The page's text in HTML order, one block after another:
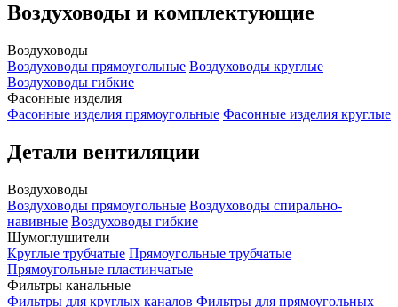
Воздуховоды и комплектующие
Воздуховоды
Воздуховоды прямоугольные Воздуховоды круглые
Воздуховоды гибкие
Фасонные изделия
Фасонные изделия прямоугольные Фасонные изделия круглые
Детали вентиляции
Воздуховоды
Воздуховоды прямоугольные Воздуховоды спирально-
навивные Воздуховоды гибкие
Шумоглушители
Круглые трубчатые Прямоугольные трубчатые
Прямоугольные пластинчатые
Фильтры канальные
Фильтры для круглых каналов Фильтры для прямоугольных